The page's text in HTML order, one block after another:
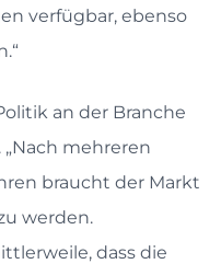
verfügbar, ebenso
an der Branche
„Nach mehreren
braucht der Markt
werden.
dass die